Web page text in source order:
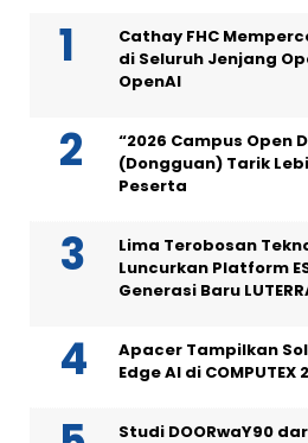
Cathay FHC
di Seluruh Jenjang
OpenAI
“2026 Campus Open
(Dongguan) Tarik
Peserta
Lima Terobosan
Luncurkan Platform
Generasi Baru
Apacer Tampilkan
Edge AI di COMPUTEX
Studi DOORwaY90